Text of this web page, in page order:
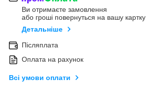
Ви отримаєте замовлення
або гроші повернуться на вашу картку
Детальніше
Післяплата
Оплата на рахунок
Всі умови оплати